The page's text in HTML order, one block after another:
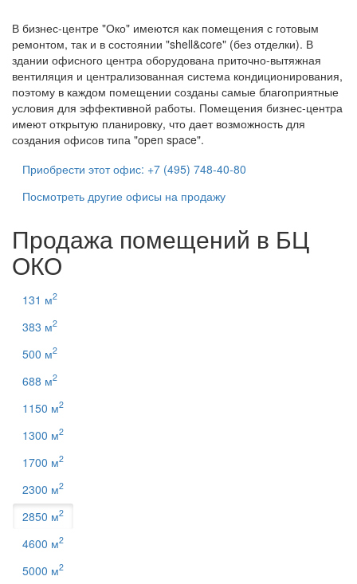
В бизнес-центре "Око" имеются как помещения с готовым
ремонтом, так и в состоянии "shell&core" (без отделки). В
здании офисного центра оборудована приточно-вытяжная
вентиляция и централизованная система кондиционирования,
поэтому в каждом помещении созданы самые благоприятные
условия для эффективной работы. Помещения бизнес-центра
имеют открытую планировку, что дает возможность для
создания офисов типа "open space".
Приобрести этот офис: +7 (495) 748-40-80
Посмотреть другие офисы на продажу
Продажа помещений в БЦ
ОКО
131 м2
383 м2
500 м2
688 м2
1150 м2
1300 м2
1700 м2
2300 м2
2850 м2
4600 м2
5000 м2